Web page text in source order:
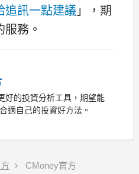
追訊一點建議」，期
務。
好的投資分析工具，期望能
適自己的投資好方法。
CMoney官方